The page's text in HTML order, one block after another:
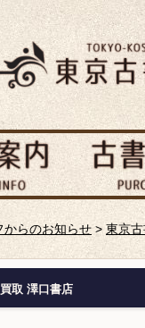
からのお知らせ> 東京
取 澤口書店